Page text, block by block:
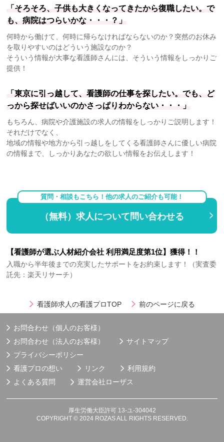
「そろそろ、子供も大きくなってきたから復職したい。で
も、病院はつらいかな・・・？」
何時から働けて、何時に帰らなければならないのか？突然のお休み
を取りやすいのはどういう施設なのか？
そういう情報が大事な看護師さんには、そういう情報をしっかりご
提供！
「東京に引っ越して、看護師の仕事を探したい。でも、ど
っから探せばいいのかさっぱりわからない・・・」
もちろん、病院や介護施設の求人の情報をしっかりご説明します！
それだけでなく、
地域の情報や地方から引っ越しをしてくる看護師さんに優しい病院
の情報まで、しっかりあなたの欲しい情報をお伝えします！
質問・相談もこちら！他の求人のご紹介も可能！
（無料）求人について問い合わせる
【看護師が選ぶ人材紹介会社 利用満足度第1位】獲得！！
入職から半年後までの充実したサポートをお約束します！（実査委
託先：楽天リサーチ）
看護師求人の看護プロTOP 前のページに戻る
お問合わせ（個人のお客様）
お問合わせ（法人のお客様）
サイトマップ
プライバシーポリシー
看護プロの想い
リンク
利用規約
よくある質問
運営会社ローザス
厚生労働大臣許可 13-ユ-304042
COPYRIGHT © 2024 ROZAS ALL RIGHTS RESERVED.